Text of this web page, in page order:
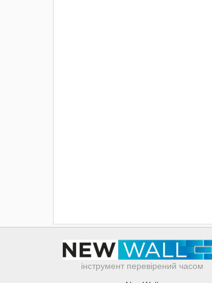
інструмент перевірений часом